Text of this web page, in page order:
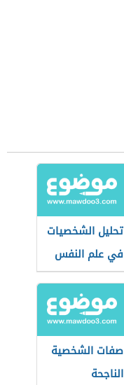
تحليل الشخصيات
في علم النفس
صفات الشخصية
الناجحة